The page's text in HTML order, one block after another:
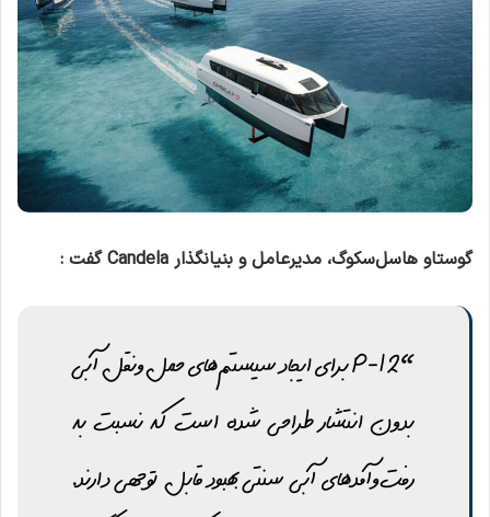
گوستاو هاسل‌سکوگ، مدیرعامل و بنیانگذار Candela گفت :
“P-12 برای ایجاد سیستم‌های حمل‌ونقل آبی
بدون انتشار طراحی شده است که نسبت به
رفت‌وآمدهای آبی سنتی بهبود قابل توجهی دارند.